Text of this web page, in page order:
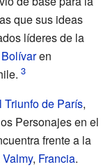
que sus ideas
líderes de la
en
Triunfo de París,
Personajes en el
frente a la
Valmy, Francia.